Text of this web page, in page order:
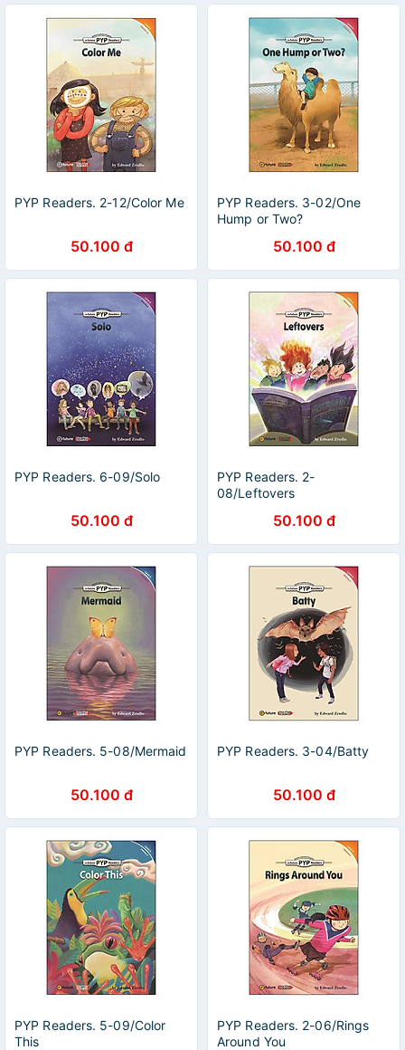
PYP Readers. 2-12/Color Me
50.100 đ
PYP Readers. 3-02/One
Hump or Two?
50.100 đ
PYP Readers. 6-09/Solo
50.100 đ
PYP Readers. 2-
08/Leftovers
50.100 đ
PYP Readers. 5-08/Mermaid
50.100 đ
PYP Readers. 3-04/Batty
50.100 đ
PYP Readers. 5-09/Color
This
PYP Readers. 2-06/Rings
Around You